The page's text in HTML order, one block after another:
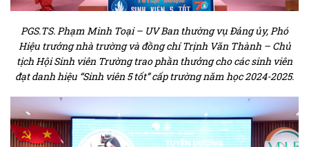
PGS.TS. Phạm Minh Toại – UV Ban thường vụ Đảng ủy, Phó
Hiệu trưởng nhà trường và đồng chí Trịnh Văn Thành – Chủ
tịch Hội Sinh viên Trường trao phần thưởng cho các sinh viên
đạt danh hiệu “Sinh viên 5 tốt” cấp trường năm học 2024-2025.